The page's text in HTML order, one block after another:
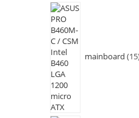
mainboard 15